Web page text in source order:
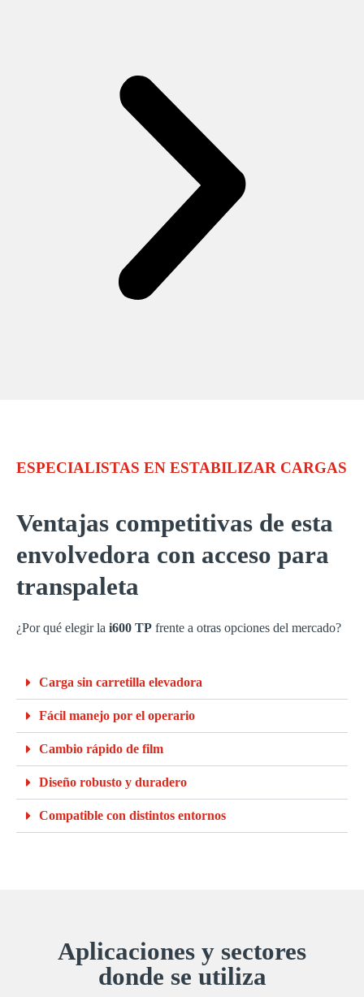
ESPECIALISTAS EN ESTABILIZAR CARGAS
Ventajas competitivas de esta
envolvedora con acceso para
transpaleta
¿Por qué elegir la i600 TP frente a otras opciones del mercado?
Carga sin carretilla elevadora
Fácil manejo por el operario
Cambio rápido de film
Diseño robusto y duradero
Compatible con distintos entornos
Aplicaciones y sectores
donde se utiliza